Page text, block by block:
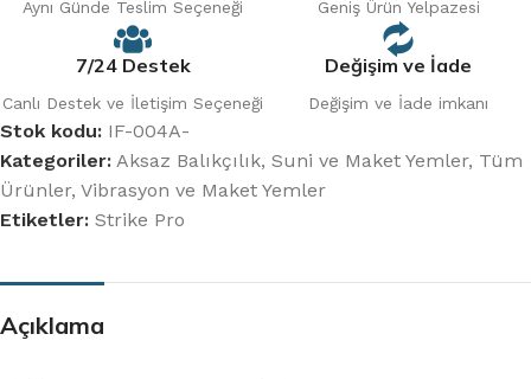
Aynı Günde Teslim Seçeneği Geniş Ürün Yelpazesi
7/24 Destek
Canlı Destek ve İletişim Seçeneği
Değişim ve İade
Değişim ve İade imkanı
Stok kodu: IF-004A-
Kategoriler: Aksaz Balıkçılık, Suni ve Maket Yemler, Tüm
Ürünler, Vibrasyon ve Maket Yemler
Etiketler: Strike Pro
Açıklama